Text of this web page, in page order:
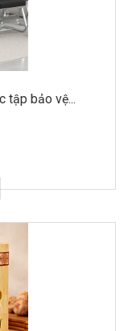
tập bảo vệ...